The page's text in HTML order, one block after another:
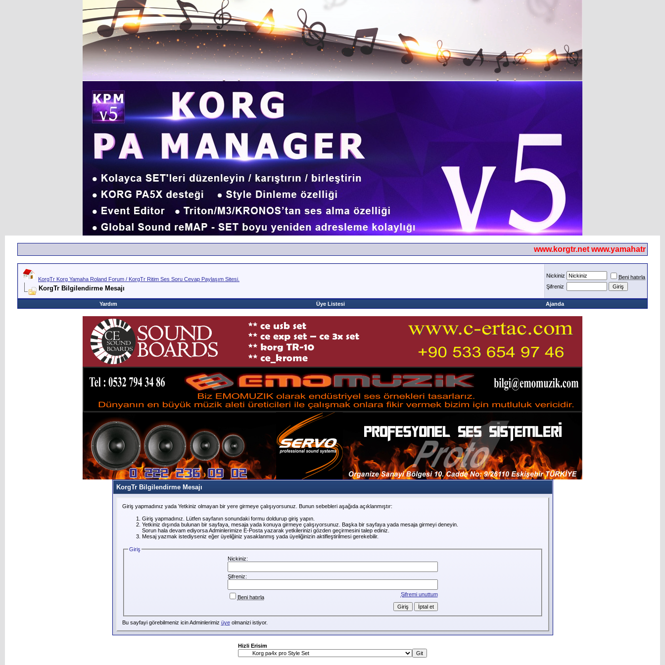
www.korgtr.net www.yamahatr.net
KorgTr Korg Yamaha Roland Forum / KorgTr Ritim Ses Soru Cevap Paylaşım Sitesi.
KorgTr Bilgilendirme Mesajı
Nickiniz
Beni hatırla
Şifreniz
Yardım Üye Listesi Ajanda
KorgTr Bilgilendirme Mesajı
Giriş yapmadınız yada Yetkiniz olmayan bir yere girmeye çalışıyorsunuz. Bunun sebebleri aşağıda açıklanmıştır:
Giriş yapmadınız. Lütfen sayfanın sonundaki formu doldurup giriş yapın.
Yetkiniz dışında bulunan bir sayfaya, mesaja yada konuya girmeye çalışıyorsunuz. Başka bir sayfaya yada mesaja girmeyi deneyin.
Sorun hala devam ediyorsa Adminlerimize E-Posta yazarak yetkilerinizi gözden geçirmesini talep ediniz.
Mesaj yazmak istediyseniz eğer üyeliğiniz yasaklanmış yada üyeliğinizin aktifleştirilmesi gerekebilir.
Giriş
Nickiniz:
Şifreniz:
Şifremi unuttum
Beni hatırla
Bu sayfayi görebilmeniz icin Adminlerimiz üyeolmanizi istiyor.
Hizli Erisim